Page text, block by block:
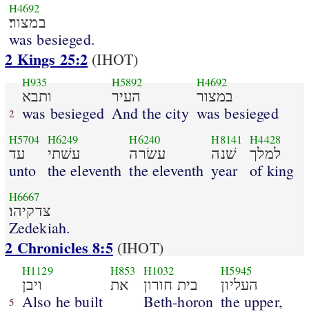
H4692
במצור׃
was besieged.
2 Kings 25:2 (IHOT)
2
H935
ותבא
was besieged
H5892
העיר
And the city
H4692
במצור
was besieged
H5704
עד
unto
H6249
עשׁתי
the eleventh
H6240
עשׂרה
the eleventh
H8141
שׁנה
year
H4428
למלך
of king
H6667
צדקיהו׃
Zedekiah.
2 Chronicles 8:5(IHOT)
5
H1129
ויבן
Also he built
H853
את
H1032
בית חורון
Beth-horon
H5945
העליון
the upper,